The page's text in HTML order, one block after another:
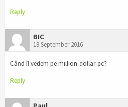
Reply
BIC
18 September 2016
Când îl vedem pe million-dollar-pc?
Reply